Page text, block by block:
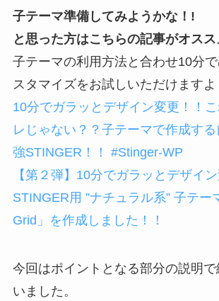
子テーマ準備してみようかな！!
と思った方はこちらの記事がオスス
子テーマの利用方法と合わせ10分
スタマイズをお試しいただけますよ
10分でガラッとデザイン変更！！
レじゃない？？子テーマで作成す
強STINGER！！ #Stinger-WP
【第２弾】10分でガラッとデザイン
STINGER用 ”ナチュラル系” 子テー
Grid」を作成しました！！
今回はポイントとなる部分の説明で
いました。